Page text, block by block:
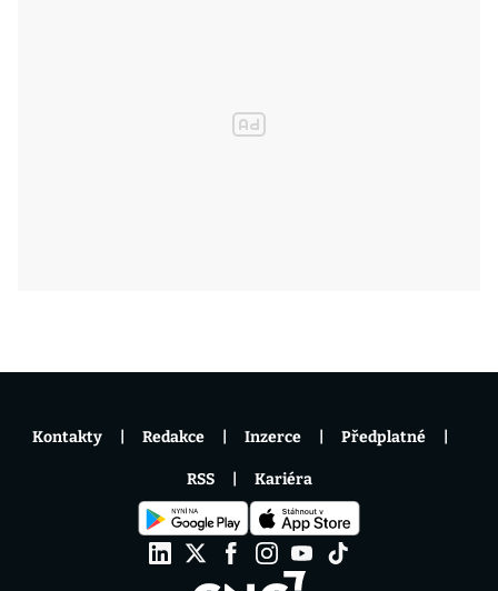
Kontakty Redakce Inzerce Předplatné
RSS Kariéra